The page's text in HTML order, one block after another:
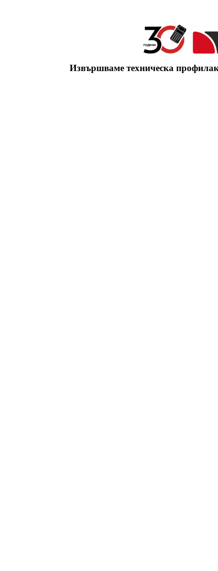
Извършваме техническа